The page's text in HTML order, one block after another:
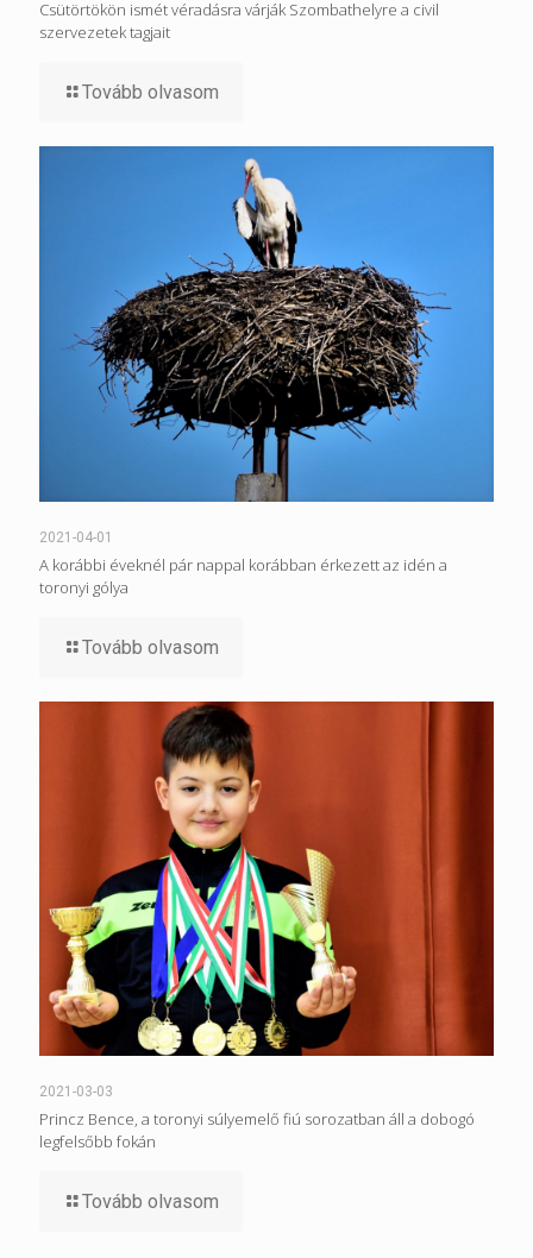
Csütörtökön ismét véradásra várják Szombathelyre a civil
szervezetek tagjait
Tovább olvasom
2021-04-01
A korábbi éveknél pár nappal korábban érkezett az idén a
toronyi gólya
Tovább olvasom
2021-03-03
Princz Bence, a toronyi súlyemelő fiú sorozatban áll a dobogó
legfelsőbb fokán
Tovább olvasom